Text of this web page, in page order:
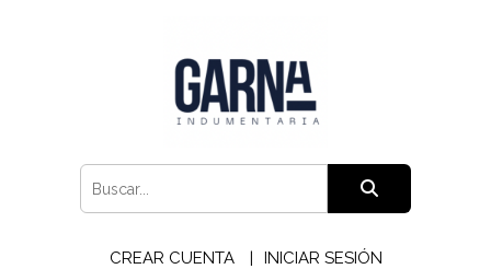
CREAR CUENTA INICIAR SESIÓN